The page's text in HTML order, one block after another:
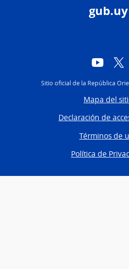
gub.uy
YouTube
Sitio oficial de la República
Mapa del
Declaración de
Términos de
Política de